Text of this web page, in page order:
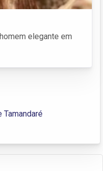
elegante em
Tamandaré